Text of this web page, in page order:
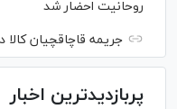
روحانیت احضار شد
جریمه قاچاقچیان کالا
پربازدیدترین اخبار